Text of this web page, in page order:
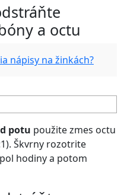
a octu
nápisy na žinkách?
potu použite zmes octu
Škvrny rozotrite
hodiny a potom